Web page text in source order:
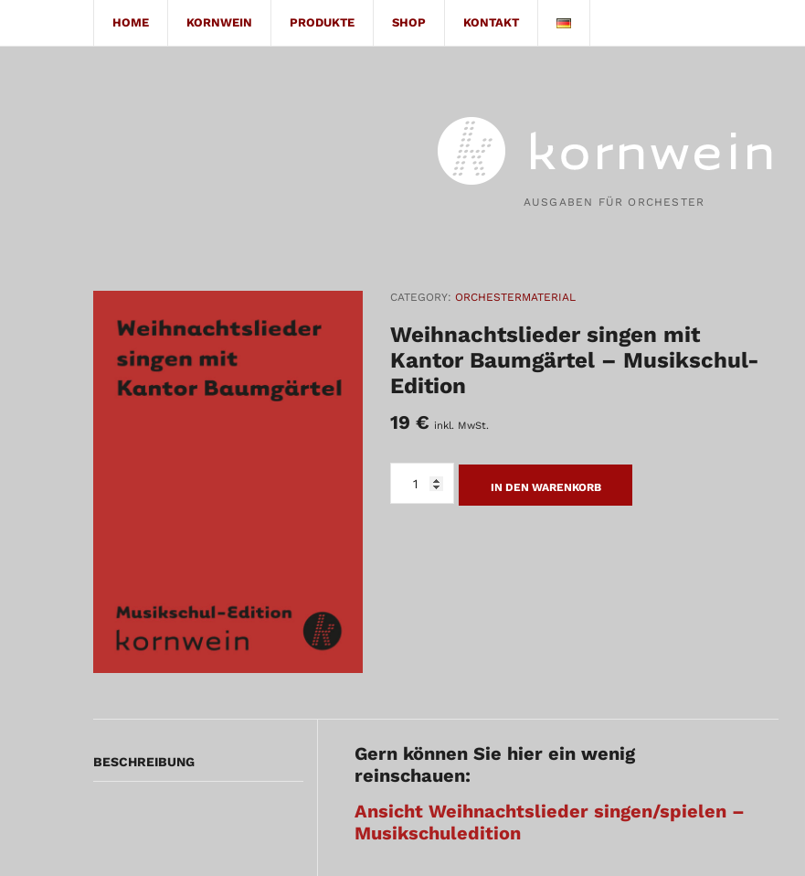
HOME KORNWEIN PRODUKTE SHOP KONTAKT
AUSGABEN FÜR ORCHESTER
CATEGORY: ORCHESTERMATERIAL
Weihnachtslieder singen mit
Kantor Baumgärtel – Musikschul-
Edition
19 € inkl. MwSt.
WEIHNACHTSLIEDER
SINGEN
KANTOR
IN DEN WARENKORB
BESCHREIBUNG
Gern können Sie hier ein wenig
reinschauen:
Ansicht Weihnachtslieder singen/spielen –
Musikschuledition